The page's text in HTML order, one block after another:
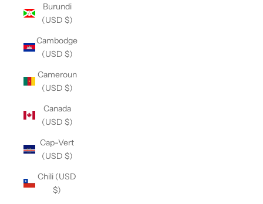
Burundi
(USD $)
Cambodge
(USD $)
Cameroun
(USD $)
Canada
(USD $)
Cap-Vert
(USD $)
Chili (USD
$)